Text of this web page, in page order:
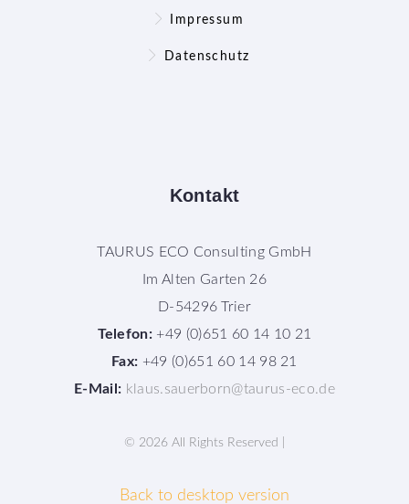
Impressum
Datenschutz
Kontakt
TAURUS ECO Consulting GmbH
Im Alten Garten 26
D-54296 Trier
Telefon: +49 (0)651 60 14 10 21
Fax: +49 (0)651 60 14 98 21
E-Mail: klaus.sauerborn@taurus-eco.de
© 2026 All Rights Reserved |
Back to desktop version